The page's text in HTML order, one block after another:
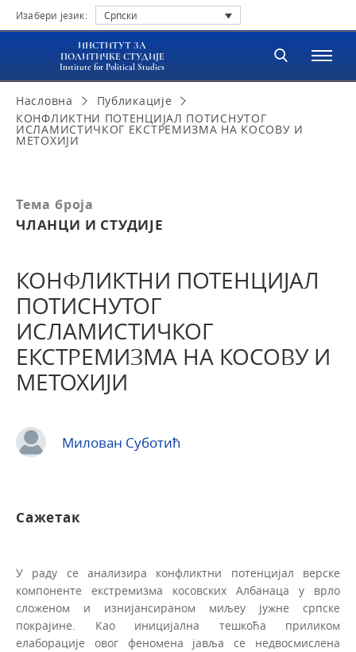
Изабери језик: Српски
ИНСТИТУТ ЗА
ПОЛИТИЧКЕ СТУДИЈЕ
Institute for Political Studies
Насловна
Публикације
КОНФЛИКТНИ ПОТЕНЦИЈАЛ ПОТИСНУТОГ
ИСЛАМИСТИЧКОГ ЕКСТРЕМИЗМА НА КОСОВУ И
МЕТОХИЈИ
Тема броја
ЧЛАНЦИ И СТУДИЈЕ
КОНФЛИКТНИ ПОТЕНЦИЈАЛ
ПОТИСНУТОГ
ИСЛАМИСТИЧКОГ
ЕКСТРЕМИЗМА НА КОСОВУ И
МЕТОХИЈИ
Милован Суботић
Сажетак
У раду се анализира конфликтни потенцијал верске
компоненте екстремизма косовских Албанаца у врло
сложеном и изнијансираном миљеу јужне српске
покрајине. Као иницијална тешкоћа приликом
елаборације овог феномена јавља се недвосмислена